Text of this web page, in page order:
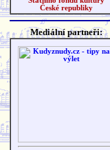
České republiky
Mediální partneři: